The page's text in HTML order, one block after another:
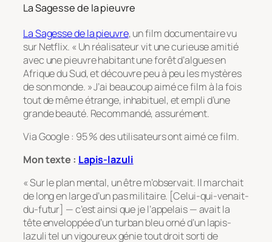
La Sagesse de la pieuvre
La Sagesse de la pieuvre, un film documentaire vu
sur Netflix. « Un réalisateur vit une curieuse amitié
avec une pieuvre habitant une forêt d’algues en
Afrique du Sud, et découvre peu à peu les mystères
de son monde. » J’ai beaucoup aimé ce film à la fois
tout de même étrange, inhabituel, et empli d’une
grande beauté. Recommandé, assurément.
Via Google : 95 % des utilisateurs ont aimé ce film.
Mon texte : Lapis-lazuli
« Sur le plan mental, un être m’observait. Il marchait
de long en large d’un pas militaire. [Celui-qui-venait-
du-futur] — c’est ainsi que je l’appelais — avait la
tête enveloppée d’un turban bleu orné d’un lapis-
lazuli tel un vigoureux génie tout droit sorti de